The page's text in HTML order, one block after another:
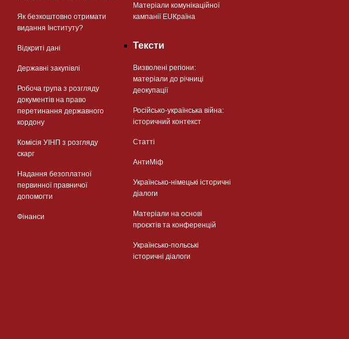
Як безкоштовно отримати
видання Інституту?
Відкриті дані
Державні закупівлі
Робоча група з розгляду
документів на право
перетинання державного
кордону
Комісія УІНП з розгляду
скарг
Надання безоплатної
первинної правничої
допомогти
Фінанси
Матеріали комунікаційної
кампанії EUКраїна
Тексти
Визволені регіони:
матеріали до річниці
деокупації
Російсько-українська війна:
історичний контекст
Статті
АнтиМіф
Українсько-німецькі історичні
діалоги
Матеріали на основі
проєктів та конференцій
Українсько-польські
історичні діалоги